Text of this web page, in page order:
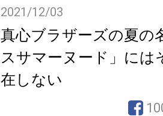
2021/12/03
真心ブラザーズの夏の
スサマーヌード」には
在しない